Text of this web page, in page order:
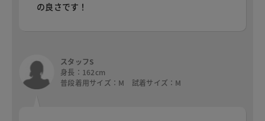
の良さです！
スタッフS
身長：162cm
普段着用サイズ：M 試着サイズ：M